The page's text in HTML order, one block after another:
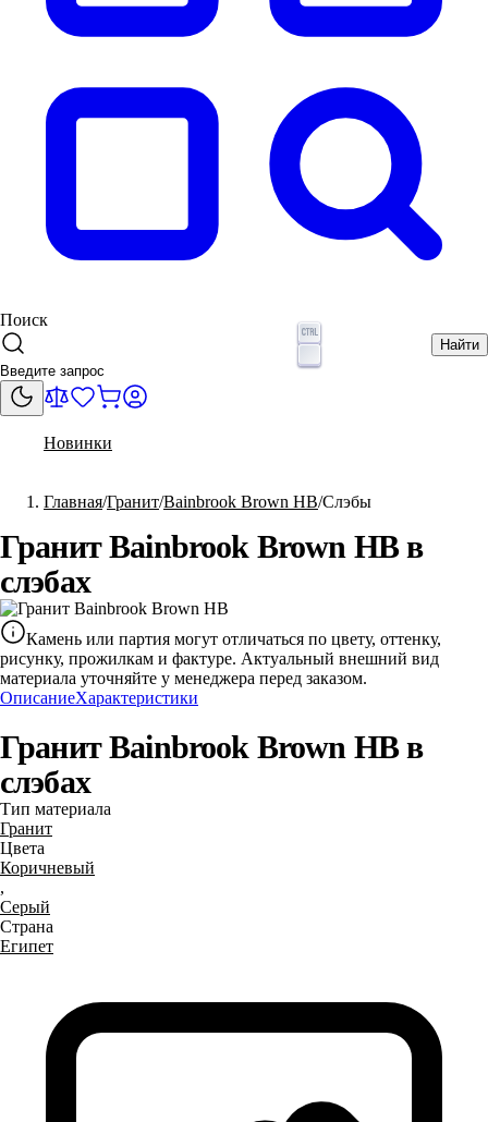
Поиск
Найти
Новинки
Главная Гранит Bainbrook Brown HB Слэбы
Гранит Bainbrook Brown HB в
слэбах
Камень или партия могут отличаться по цвету, оттенку,
рисунку, прожилкам и фактуре. Актуальный внешний вид
материала уточняйте у менеджера перед заказом.
ОписаниеХарактеристики
Гранит Bainbrook Brown HB в
слэбах
Тип материала
Гранит
Цвета
Коричневый
,
Серый
Страна
Египет